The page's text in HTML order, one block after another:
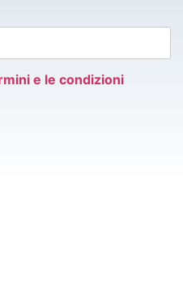
e le condizioni